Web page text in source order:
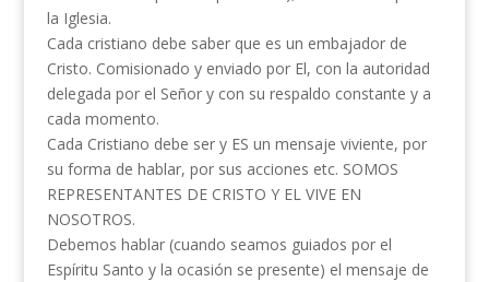
la Iglesia.
Cada cristiano debe saber que es un embajador de
Cristo. Comisionado y enviado por El, con la autoridad
delegada por el Señor y con su respaldo constante y a
cada momento.
Cada Cristiano debe ser y ES un mensaje viviente, por
su forma de hablar, por sus acciones etc. SOMOS
REPRESENTANTES DE CRISTO Y EL VIVE EN
NOSOTROS.
Debemos hablar (cuando seamos guiados por el
Espíritu Santo y la ocasión se presente) el mensaje de